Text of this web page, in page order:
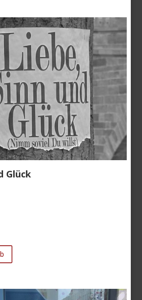
Glück